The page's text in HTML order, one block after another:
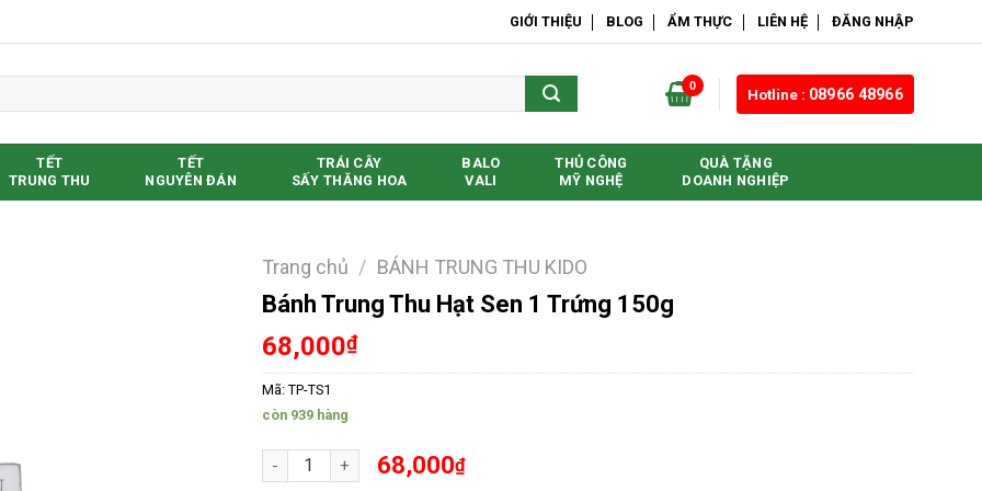
GIỚI THIỆU BLOG ẨM THỰC LIÊN HỆ ĐĂNG NHẬP
0 Hotline : 08966 48966
TẾT
TRUNG THU
TẾT
NGUYÊN ĐÁN
TRÁI CÂY
SẤY THĂNG HOA
BALO
VALI
THỦ CÔNG
MỸ NGHỆ
QUÀ TẶNG
DOANH NGHIỆP
Trang chủ / BÁNH TRUNG THU KIDO
Bánh Trung Thu Hạt Sen 1 Trứng 150g
68,000₫
Mã: TP-TS1
còn 939 hàng
Bánh Trung Thu Hạt Sen 1 Trứng 150g số lượng
68,000₫